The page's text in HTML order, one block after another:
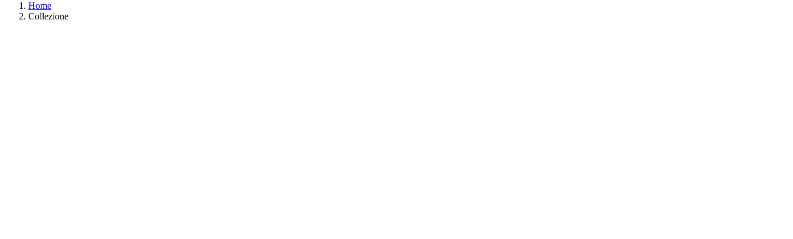
Home
Collezione